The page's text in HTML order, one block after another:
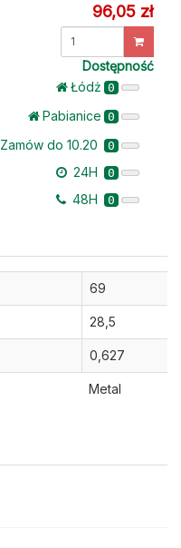
96,05 zł
Dostępność
Łódż 0
Pabianice 0
Zamów do 10.20 0
24H 0
48H 0
69
28,5
0,627
Metal